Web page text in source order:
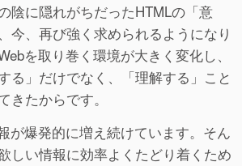
陰に隠れがちだったHTMLの「意
今、再び強く求められるようになり
を取り巻く環境が大きく変化し、
る」だけでなく、「理解する」こと
きたからです。
が爆発的に増え続けています。そん
しい情報に効率よくたどり着くため